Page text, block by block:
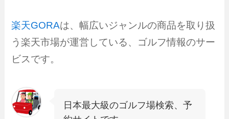
楽天GORAは、幅広いジャンルの商品を取り扱
う楽天市場が運営している、ゴルフ情報のサー
ビスです。
日本最大級のゴルフ場検索、予